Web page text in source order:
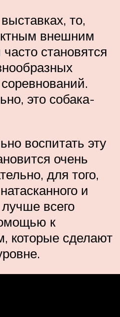
то,
внешним
становятся
это собака-
воспитать эту
очень
для того,
и
всего
к
которые сделают